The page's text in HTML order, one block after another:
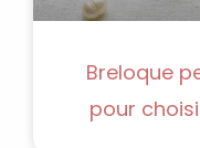
Breloque
pour